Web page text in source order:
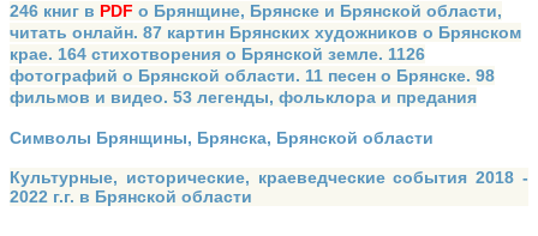
246 книг в PDF о Брянщине, Брянске и Брянской области,
читать онлайн. 87 картин Брянских художников о Брянском
крае. 164 стихотворения о Брянской земле. 1126
фотографий о Брянской области. 11 песен о Брянске. 98
фильмов и видео. 53 легенды, фольклора и предания
Символы Брянщины, Брянска, Брянской области
Культурные, исторические, краеведческие события 2018 -
2022 г.г. в Брянской области